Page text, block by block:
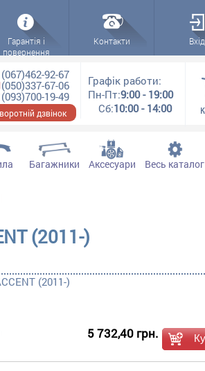
Гарантія і
повернення
Контакти Вхід
(067)462-92-67
(050)337-67-06
(093)700-19-49
дзвінок
Графік работи:
Пн-Пт:9:00 - 19:00
Сб:10:00 - 14:00
Багажники Аксесуари Весь каталог
(2011-)
(2011-)
5 732,40 грн.